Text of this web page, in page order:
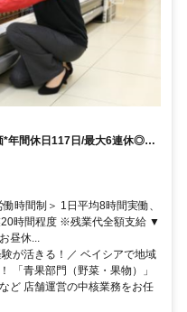
*年間休日117日/最大6連休◎転
時間制＞ 1日平均8時間実働、
時間程度 ※残業代全額支給 ▼
昼休...
が活きる！／ ベイシアで地域
「青果部門（野菜・果物）」
ど 店舗運営の中核業務をお任